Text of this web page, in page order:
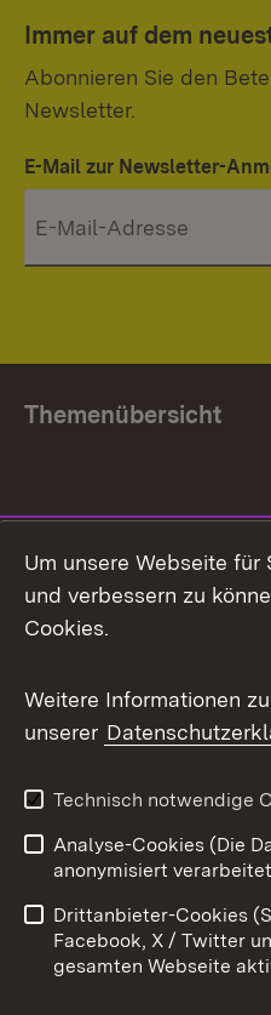
Immer auf dem
Abonnieren Sie den
Newsletter.
E-Mail zur Newsletter-
Themenübersicht
Facebook
X / Twitter
Youtube
Impressum
Barrierefreiheit
Cookies
Um unsere Webseite
und verbessern zu
Cookies.
Weitere Informationen
unserer
Technisch notwendige
Analyse-Cookies (Die
anonymisiert
Drittanbieter-Cookies
Facebook, X / Twitter
gesamten Webseite